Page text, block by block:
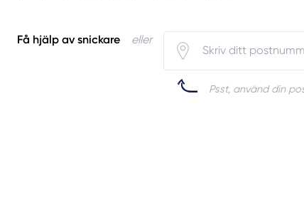
Få hjälp av snickare eller
Psst, använd din